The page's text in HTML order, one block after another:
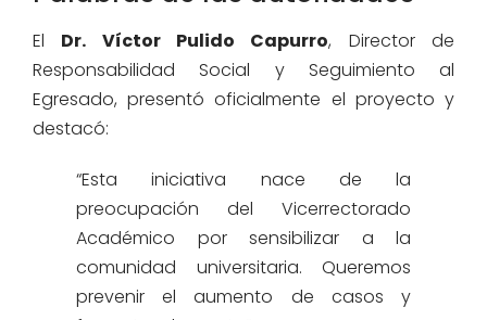
El Dr. Víctor Pulido Capurro, Director de
Responsabilidad Social y Seguimiento al
Egresado, presentó oficialmente el proyecto y
destacó:
“Esta iniciativa nace de la
preocupación del Vicerrectorado
Académico por sensibilizar a la
comunidad universitaria. Queremos
prevenir el aumento de casos y